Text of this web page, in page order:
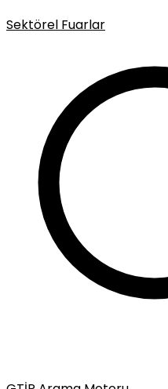
Sektörel Fuarlar